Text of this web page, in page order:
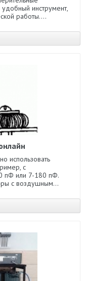
инструмент,
работы....
использовать
с
пФ или 7-180 пФ.
с воздушным...